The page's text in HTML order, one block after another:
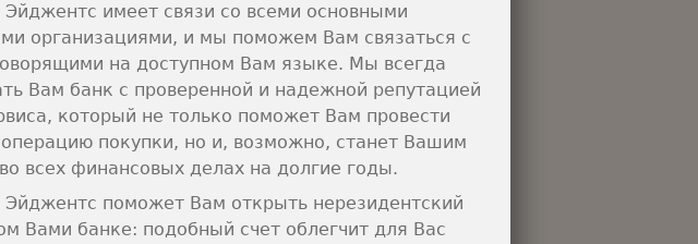
имеет связи со всеми основными
организациями, и мы поможем Вам связаться с
на доступном Вам языке. Мы всегда
Вам банк с проверенной и надежной репутацией
который не только поможет Вам провести
покупки, но и, возможно, станет Вашим
всех финансовых делах на долгие годы.
поможет Вам открыть нерезидентский
Вами банке: подобный счет облегчит для Вас